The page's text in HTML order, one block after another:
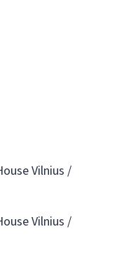
Vilnius /
Vilnius /